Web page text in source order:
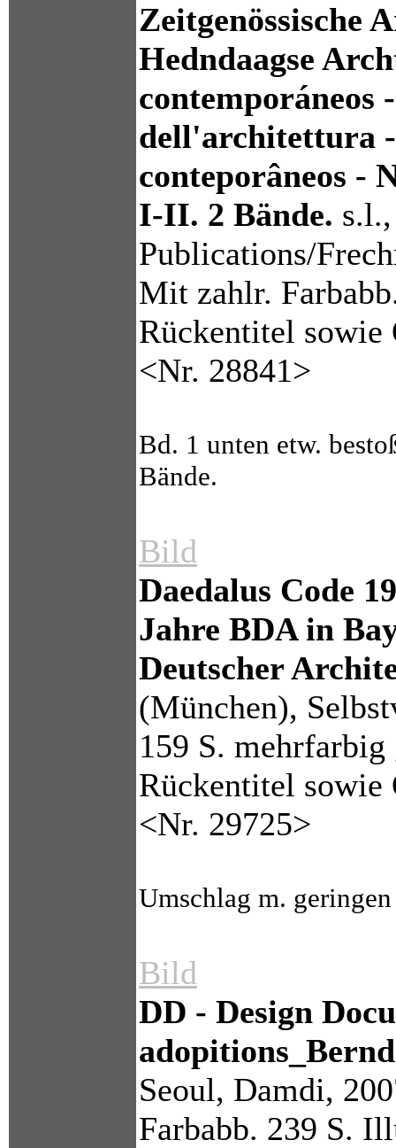
Zeitgenössische
Hedndaagse
contemporáneos
dell'architettura
conteporâneos -
I-II. 2 Bände.
Publications/
Mit zahlr.
Rückentitel sowie
<Nr. 28841>
Bd. 1 unten etw.
Bände.
Bild
Daedalus Code
Jahre BDA in
Deutscher
(München),
159 S.
Rückentitel sowie
<Nr. 29725>
Umschlag m.
Bild
DD - Design
Seoul, Damdi,
Farbabb. 239 S.